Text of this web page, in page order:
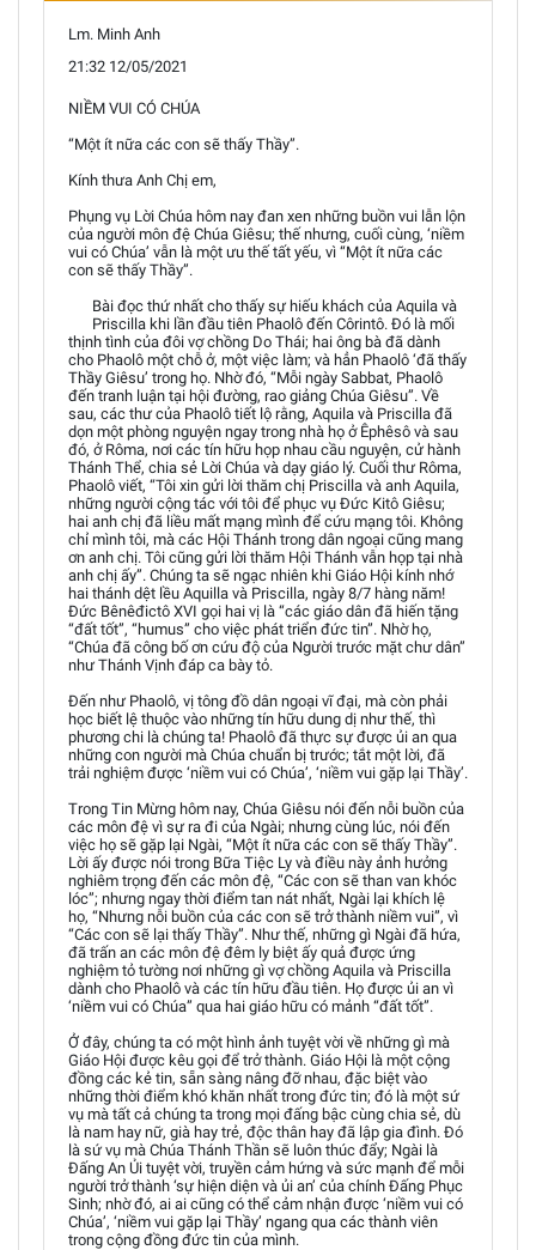
Lm. Minh Anh
21:32 12/05/2021
NIỀM VUI CÓ CHÚA
“Một ít nữa các con sẽ thấy Thầy”.
Kính thưa Anh Chị em,
Phụng vụ Lời Chúa hôm nay đan xen những buồn vui lẫn lộn
của người môn đệ Chúa Giêsu; thế nhưng, cuối cùng, ‘niềm
vui có Chúa’ vẫn là một ưu thế tất yếu, vì “Một ít nữa các
con sẽ thấy Thầy”.
Bài đọc thứ nhất cho thấy sự hiếu khách của Aquila và
Priscilla khi lần đầu tiên Phaolô đến Côrintô. Đó là mối
thịnh tình của đôi vợ chồng Do Thái; hai ông bà đã dành
cho Phaolô một chỗ ở, một việc làm; và hẳn Phaolô ‘đã thấy
Thầy Giêsu’ trong họ. Nhờ đó, “Mỗi ngày Sabbat, Phaolô
đến tranh luận tại hội đường, rao giảng Chúa Giêsu”. Về
sau, các thư của Phaolô tiết lộ rằng, Aquila và Priscilla đã
dọn một phòng nguyện ngay trong nhà họ ở Êphêsô và sau
đó, ở Rôma, nơi các tín hữu họp nhau cầu nguyện, cử hành
Thánh Thể, chia sẻ Lời Chúa và dạy giáo lý. Cuối thư Rôma,
Phaolô viết, “Tôi xin gửi lời thăm chị Priscilla và anh Aquila,
những người cộng tác với tôi để phục vụ Đức Kitô Giêsu;
hai anh chị đã liều mất mạng mình để cứu mạng tôi. Không
chỉ mình tôi, mà các Hội Thánh trong dân ngoại cũng mang
ơn anh chị. Tôi cũng gửi lời thăm Hội Thánh vẫn họp tại nhà
anh chị ấy”. Chúng ta sẽ ngạc nhiên khi Giáo Hội kính nhớ
hai thánh dệt lều Aquilla và Priscilla, ngày 8/7 hàng năm!
Đức Bênêđictô XVI gọi hai vị là “các giáo dân đã hiến tặng
“đất tốt”, “humus” cho việc phát triển đức tin”. Nhờ họ,
“Chúa đã công bố ơn cứu độ của Người trước mặt chư dân”
như Thánh Vịnh đáp ca bày tỏ.
Đến như Phaolô, vị tông đồ dân ngoại vĩ đại, mà còn phải
học biết lệ thuộc vào những tín hữu dung dị như thế, thì
phương chi là chúng ta! Phaolô đã thực sự được ủi an qua
những con người mà Chúa chuẩn bị trước; tắt một lời, đã
trải nghiệm được ‘niềm vui có Chúa’, ‘niềm vui gặp lại Thầy’.
Trong Tin Mừng hôm nay, Chúa Giêsu nói đến nỗi buồn của
các môn đệ vì sự ra đi của Ngài; nhưng cùng lúc, nói đến
việc họ sẽ gặp lại Ngài, “Một ít nữa các con sẽ thấy Thầy”.
Lời ấy được nói trong Bữa Tiệc Ly và điều này ảnh hưởng
nghiêm trọng đến các môn đệ, “Các con sẽ than van khóc
lóc”; nhưng ngay thời điểm tan nát nhất, Ngài lại khích lệ
họ, “Nhưng nỗi buồn của các con sẽ trở thành niềm vui”, vì
“Các con sẽ lại thấy Thầy”. Như thế, những gì Ngài đã hứa,
đã trấn an các môn đệ đêm ly biệt ấy quả được ứng
nghiệm tỏ tường nơi những gì vợ chồng Aquila và Priscilla
dành cho Phaolô và các tín hữu đầu tiên. Họ được ủi an vì
‘niềm vui có Chúa” qua hai giáo hữu có mảnh “đất tốt”.
Ở đây, chúng ta có một hình ảnh tuyệt vời về những gì mà
Giáo Hội được kêu gọi để trở thành. Giáo Hội là một cộng
đồng các kẻ tin, sẵn sàng nâng đỡ nhau, đặc biệt vào
những thời điểm khó khăn nhất trong đức tin; đó là một sứ
vụ mà tất cả chúng ta trong mọi đấng bậc cùng chia sẻ, dù
là nam hay nữ, già hay trẻ, độc thân hay đã lập gia đình. Đó
là sứ vụ mà Chúa Thánh Thần sẽ luôn thúc đẩy; Ngài là
Đấng An Ủi tuyệt vời, truyền cảm hứng và sức mạnh để mỗi
người trở thành ‘sự hiện diện và ủi an’ của chính Đấng Phục
Sinh; nhờ đó, ai ai cũng có thể cảm nhận được ‘niềm vui có
Chúa’, ‘niềm vui gặp lại Thầy’ ngang qua các thành viên
trong cộng đồng đức tin của mình.